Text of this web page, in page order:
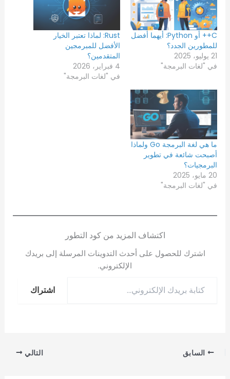
C++ أو Python: أيهما أفضل
للمطورين الجدد؟
21 يوليو، 2025
في "لغات البرمجة"
Rust: لماذا تعتبر الخيار
الأفضل للمبرمجين
المتقدمين؟
4 فبراير، 2026
في "لغات البرمجة"
ما هي لغة البرمجة Go ولماذا
أصبحت شائعة في تطوير
البرمجيات؟
20 مايو، 2025
في "لغات البرمجة"
اكتشاف المزيد من كود التطور
اشترك للحصول على أحدث التدوينات المرسلة إلى بريدك
الإلكتروني.
اشتراك
السابق التالي